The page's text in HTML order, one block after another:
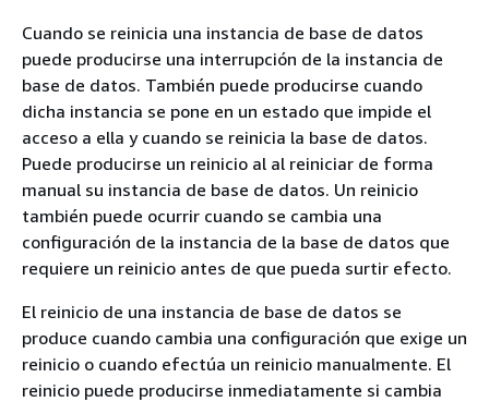
Cuando se reinicia una instancia de base de datos
puede producirse una interrupción de la instancia de
base de datos. También puede producirse cuando
dicha instancia se pone en un estado que impide el
acceso a ella y cuando se reinicia la base de datos.
Puede producirse un reinicio al al reiniciar de forma
manual su instancia de base de datos. Un reinicio
también puede ocurrir cuando se cambia una
configuración de la instancia de la base de datos que
requiere un reinicio antes de que pueda surtir efecto.
El reinicio de una instancia de base de datos se
produce cuando cambia una configuración que exige un
reinicio o cuando efectúa un reinicio manualmente. El
reinicio puede producirse inmediatamente si cambia